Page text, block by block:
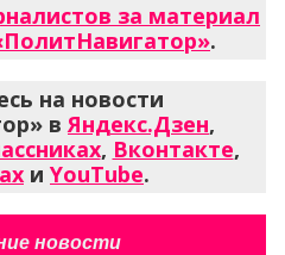
за материал
.
на новости
вЯндекс.Дзен,
, Вконтакте,
и YouTube.
новости